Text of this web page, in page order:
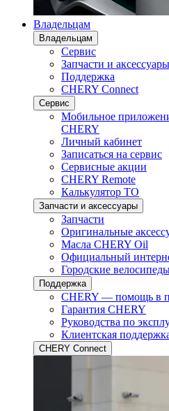
Владельцам
Владельцам
Сервис
Запчасти и аксессуары
Поддержка
CHERY Connect
Сервис
Мобильное
CHERY
Личный кабинет
Записаться на сервис
Сервисные акции
CHERY Remote
Калькулятор ТО
Запчасти и аксессуары
Запчасти
Оригинальные
Масла CHERY Oil
Официальный
Городские
Поддержка
CHERY — помощь в
Гарантия CHERY
Руководства по
Клиентская
CHERY Connect